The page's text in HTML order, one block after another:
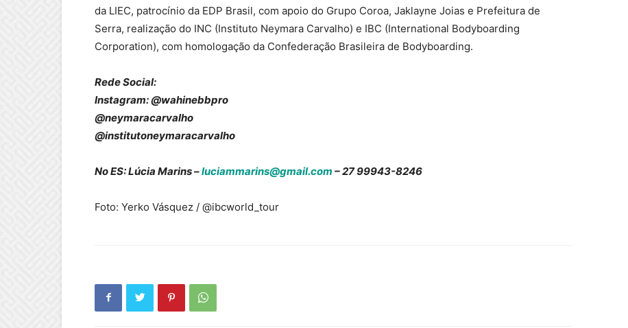
da LIEC, patrocínio da EDP Brasil, com apoio do Grupo Coroa, Jaklayne Joias e Prefeitura de
Serra, realização do INC (Instituto Neymara Carvalho) e IBC (International Bodyboarding
Corporation), com homologação da Confederação Brasileira de Bodyboarding.
Rede Social:
Instagram: @wahinebbpro
@neymaracarvalho
@institutoneymaracarvalho
No ES: Lúcia Marins –luciammarins@gmail.com – 27 99943-8246
Foto: Yerko Vásquez / @ibcworld_tour